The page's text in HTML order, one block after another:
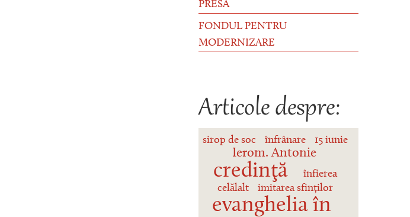
PRESĂ
FONDUL PENTRU
MODERNIZARE
Articole despre:
sirop de soc înfrânare 15 iunie
Ierom. Antonie
credinţă
înfierea
celălalt
imitarea sfinților
evanghelia în